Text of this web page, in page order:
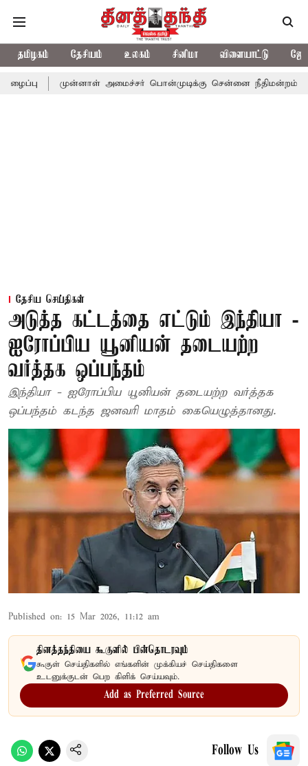
தமிழகம் தேசியம் உலகம் சினிமா விளையாட்டு
முன்னாள் அமைச்சர் பொன்முடிக்கு சென்னை நீதிமன்றம் பிடிவாராண்ட்
தேசிய செய்திகள்
அடுத்த கட்டத்தை எட்டும் இந்தியா -
ஐரோப்பிய யூனியன் தடையற்ற
வர்த்தக ஒப்பந்தம்
இந்தியா - ஐரோப்பிய யூனியன் தடையற்ற வர்த்தக
ஒப்பந்தம் கடந்த ஜனவரி மாதம் கையெழுத்தானது.
Published on: 15 Mar 2026, 11:12 am
தினத்தந்தியை கூகுளில் பின்தொடரவும்
கூகுள் செய்திகளில் எங்களின் முக்கியச் செய்திகளை
உடனுக்குடன் பெற கிளிக் செய்யவும்.
Add as Preferred Source
Follow Us